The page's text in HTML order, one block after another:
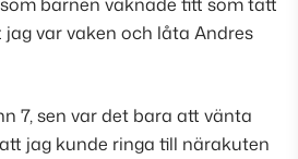
var vaken och låta Andres
7, sen var det bara att vänta
jag kunde ringa till närakuten